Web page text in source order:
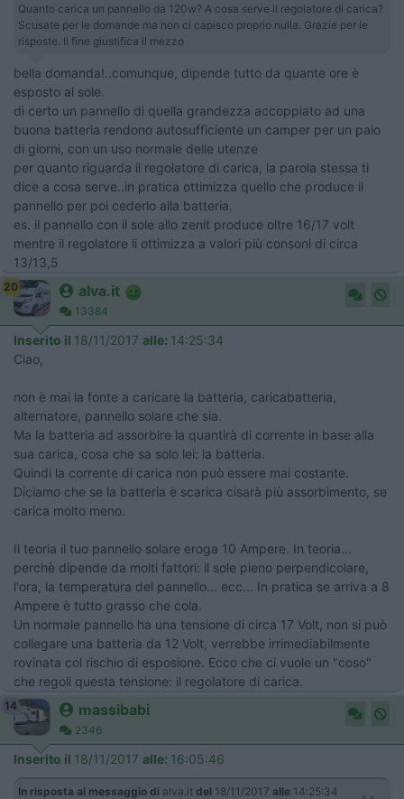
Quanto carica un pannello da 120w? A cosa serve il regolatore di carica?
Scusate per le domande ma non ci capisco proprio nulla. Grazie per le
risposte. Il fine giustifica il mezzo
bella domanda!..comunque, dipende tutto da quante ore è
esposto al sole.
di certo un pannello di quella grandezza accoppiato ad una
buona batteria rendono autosufficiente un camper per un paio
di giorni, con un uso normale delle utenze
per quanto riguarda il regolatore di carica, la parola stessa ti
dice a cosa serve..in pratica ottimizza quello che produce il
pannello per poi cederlo alla batteria.
es. il pannello con il sole allo zenit produce oltre 16/17 volt
mentre il regolatore li ottimizza a valori più consoni di circa
13/13,5
20 alva.it
13384
Inserito il 18/11/2017 alle: 14:25:34
Ciao,
non è mai la fonte a caricare la batteria, caricabatteria,
alternatore, pannello solare che sia.
Ma la batteria ad assorbire la quantirà di corrente in base alla
sua carica, cosa che sa solo lei: la batteria.
Quindi la corrente di carica non può essere mai costante.
Diciamo che se la batteria è scarica cisarà più assorbimento, se
carica molto meno.
Il teoria il tuo pannello solare eroga 10 Ampere. In teoria...
perchè dipende da molti fattori: il sole pieno perpendicolare,
l'ora, la temperatura del pannello... ecc... In pratica se arriva a 8
Ampere è tutto grasso che cola.
Un normale pannello ha una tensione di circa 17 Volt, non si può
collegare una batteria da 12 Volt, verrebbe irrimediabilmente
rovinata col rischio di esposione. Ecco che ci vuole un "coso"
che regoli questa tensione: il regolatore di carica.
14 massibabi
2346
Inserito il 18/11/2017 alle: 16:05:46
In risposta al messaggio di alva.it del 18/11/2017 alle 14:25:34